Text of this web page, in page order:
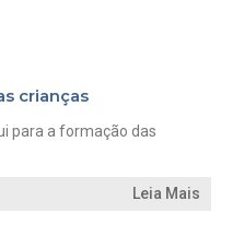
crianças
para a formação das
Leia Mais